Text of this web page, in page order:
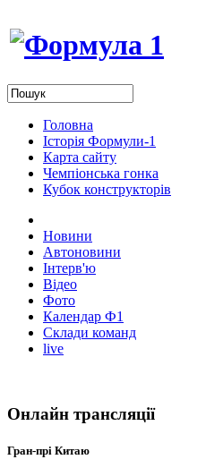
Головна
Історія Формули-1
Карта сайту
Чемпіонська гонка
Кубок конструкторів
Новини
Автоновини
Інтерв'ю
Відео
Фото
Календар Ф1
Склади команд
live
Онлайн трансляції
Гран-прі Китаю